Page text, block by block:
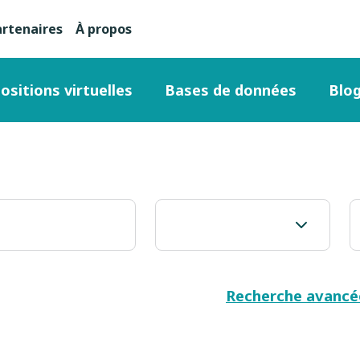
À propos
virtuelles Bases de données Blog
Recherche